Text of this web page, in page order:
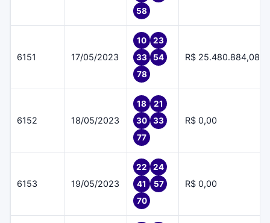
58
6151 17/05/2023
10
23
33
54
78
R$ 25.480.884,08
6152 18/05/2023
18
21
30
33
77
R$ 0,00
6153 19/05/2023
22
24
41
57
70
R$ 0,00